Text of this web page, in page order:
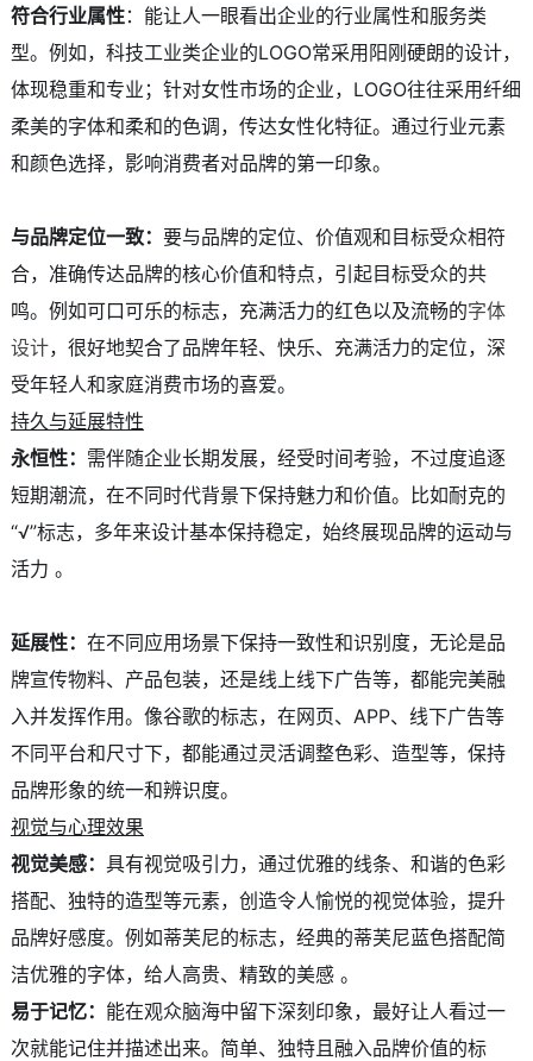
符合行业属性：能让人一眼看出企业的行业属性和服务类
型。例如，科技工业类企业的LOGO常采用阳刚硬朗的设计，
体现稳重和专业；针对女性市场的企业，LOGO往往采用纤细
柔美的字体和柔和的色调，传达女性化特征。通过行业元素
和颜色选择，影响消费者对品牌的第一印象。
与品牌定位一致： 要与品牌的定位、价值观和目标受众相符
合，准确传达品牌的核心价值和特点，引起目标受众的共
鸣。例如可口可乐的标志，充满活力的红色以及流畅的字体
设计，很好地契合了品牌年轻、快乐、充满活力的定位，深
受年轻人和家庭消费市场的喜爱。
持久与延展特性
永恒性： 需伴随企业长期发展，经受时间考验，不过度追逐
短期潮流，在不同时代背景下保持魅力和价值。比如耐克的
“√”标志，多年来设计基本保持稳定，始终展现品牌的运动与
活力 。
延展性： 在不同应用场景下保持一致性和识别度，无论是品
牌宣传物料、产品包装，还是线上线下广告等，都能完美融
入并发挥作用。像谷歌的标志，在网页、APP、线下广告等
不同平台和尺寸下，都能通过灵活调整色彩、造型等，保持
品牌形象的统一和辨识度。
视觉与心理效果
视觉美感： 具有视觉吸引力，通过优雅的线条、和谐的色彩
搭配、独特的造型等元素，创造令人愉悦的视觉体验，提升
品牌好感度。例如蒂芙尼的标志，经典的蒂芙尼蓝色搭配简
洁优雅的字体，给人高贵、精致的美感 。
易于记忆： 能在观众脑海中留下深刻印象，最好让人看过一
次就能记住并描述出来。简单、独特且融入品牌价值的标